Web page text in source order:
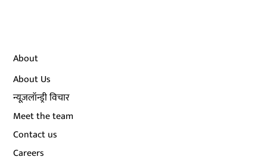
About
About Us
न्यूज़लॉन्ड्री विचार
Meet the team
Contact us
Careers